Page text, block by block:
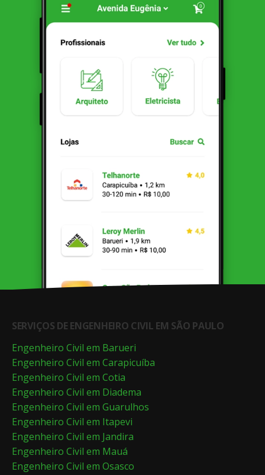
SERVIÇOS DE ENGENHEIRO CIVIL EM SÃO PAULO
Engenheiro Civil em Barueri
Engenheiro Civil em Carapicuíba
Engenheiro Civil em Cotia
Engenheiro Civil em Diadema
Engenheiro Civil em Guarulhos
Engenheiro Civil em Itapevi
Engenheiro Civil em Jandira
Engenheiro Civil em Mauá
Engenheiro Civil em Osasco